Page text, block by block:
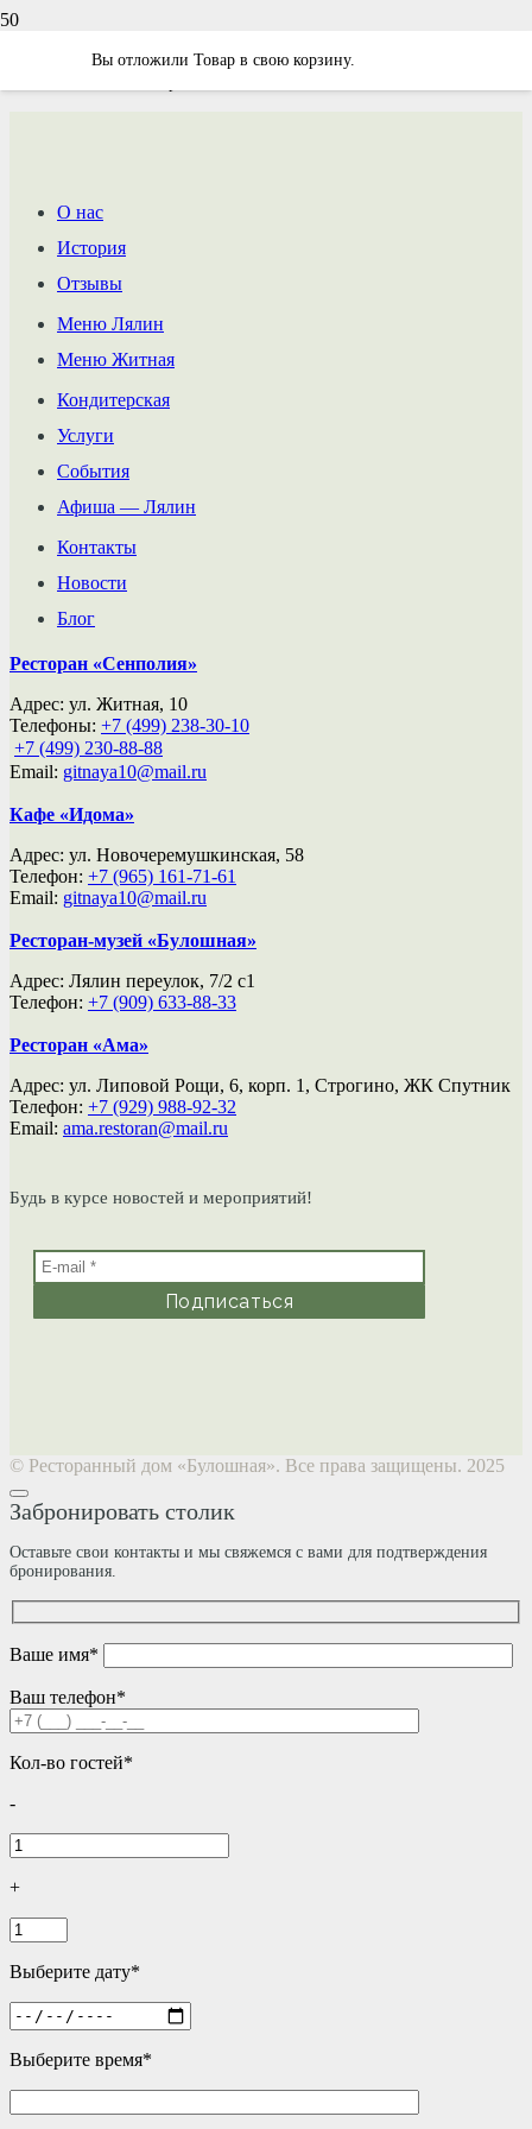
Вы отложили Товар в свою корзину.
с панорамными зеркалами и классическим освещением.
О нас
История
Отзывы
Меню Лялин
Меню Житная
Кондитерская
Услуги
События
Афиша — Лялин
Контакты
Новости
Блог
Ресторан «Сенполия»
Адрес: ул. Житная, 10
Телефоны: +7 (499) 238-30-10
+7 (499) 230-88-88
Email: gitnaya10@mail.ru
Кафе «Идома»
Адрес: ул. Новочеремушкинская, 58
Телефон: +7 (965) 161-71-61
Email: gitnaya10@mail.ru
Ресторан-музей «Булошная»
Адрес: Лялин переулок, 7/2 с1
Телефон: +7 (909) 633-88-33
Ресторан «Ама»
Адрес: ул. Липовой Рощи, 6, корп. 1, Строгино, ЖК Спутник
Телефон: +7 (929) 988-92-32
Email: ama.restoran@mail.ru
Будь в курсе новостей и мероприятий!
© Ресторанный дом «Булошная». Все права защищены. 2025
Забронировать столик
Оставьте свои контакты и мы свяжемся с вами для подтверждения
бронирования.
Ваше имя*
Ваш телефон*
Кол-во гостей*
-
+
Выберите дату*
Выберите время*